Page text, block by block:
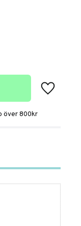
Lägg till
över 800kr